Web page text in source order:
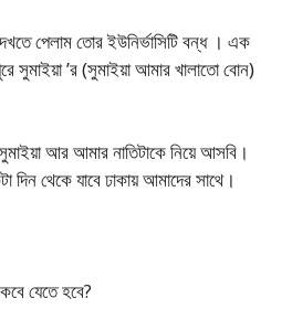
পেলাম তোর ইউনির্ভাসিটি বন্ধ । এক
সুমাইয়া ’র (সুমাইয়া আমার খালাতো বোন)
আর আমার নাতিটাকে নিয়ে আসবি।
দিন থেকে যাবে ঢাকায় আমাদের সাথে।
যেতে হবে?